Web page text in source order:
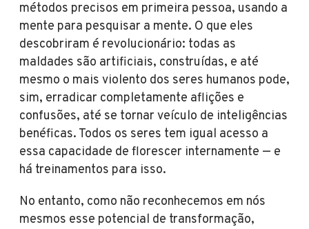
métodos precisos em primeira pessoa, usando a
mente para pesquisar a mente. O que eles
descobriram é revolucionário: todas as
maldades são artificiais, construídas, e até
mesmo o mais violento dos seres humanos pode,
sim, erradicar completamente aflições e
confusões, até se tornar veículo de inteligências
benéficas. Todos os seres tem igual acesso a
essa capacidade de florescer internamente — e
há treinamentos para isso.
No entanto, como não reconhecemos em nós
mesmos esse potencial de transformação,